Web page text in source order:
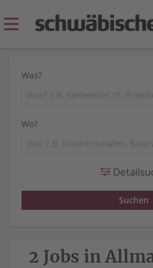
Was?
Wo?
2 Jobs in